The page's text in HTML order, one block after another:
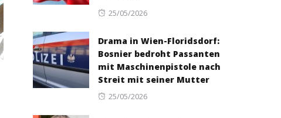
Posted
25/05/2026
Drama in Wien-Floridsdorf:
Bosnier bedroht Passanten
mit Maschinenpistole nach
Streit mit seiner Mutter
Posted
25/05/2026